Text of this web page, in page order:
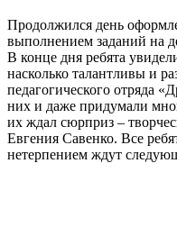
Продолжился день
выполнением заданий на
В конце дня ребята
насколько талантливы и
педагогического отряда
них и даже придумали
их ждал сюрприз –
Евгения Савенко. Все
нетерпением ждут